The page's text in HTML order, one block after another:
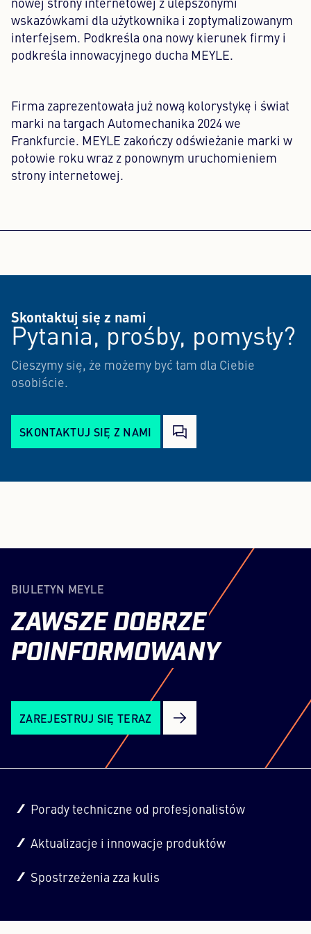
nowej strony internetowej z ulepszonymi
wskazówkami dla użytkownika i zoptymalizowanym
interfejsem. Podkreśla ona nowy kierunek firmy i
podkreśla innowacyjnego ducha MEYLE.
Firma zaprezentowała już nową kolorystykę i świat
marki na targach Automechanika 2024 we
Frankfurcie. MEYLE zakończy odświeżanie marki w
połowie roku wraz z ponownym uruchomieniem
strony internetowej.
Skontaktuj się z nami
Pytania, prośby, pomysły?
Cieszymy się, że możemy być tam dla Ciebie
osobiście.
SKONTAKTUJ SIĘ Z NAMI
BIULETYN MEYLE
ZAWSZE DOBRZE
POINFORMOWANY
ZAREJESTRUJ SIĘ TERAZ
Porady techniczne od profesjonalistów
Aktualizacje i innowacje produktów
Spostrzeżenia zza kulis